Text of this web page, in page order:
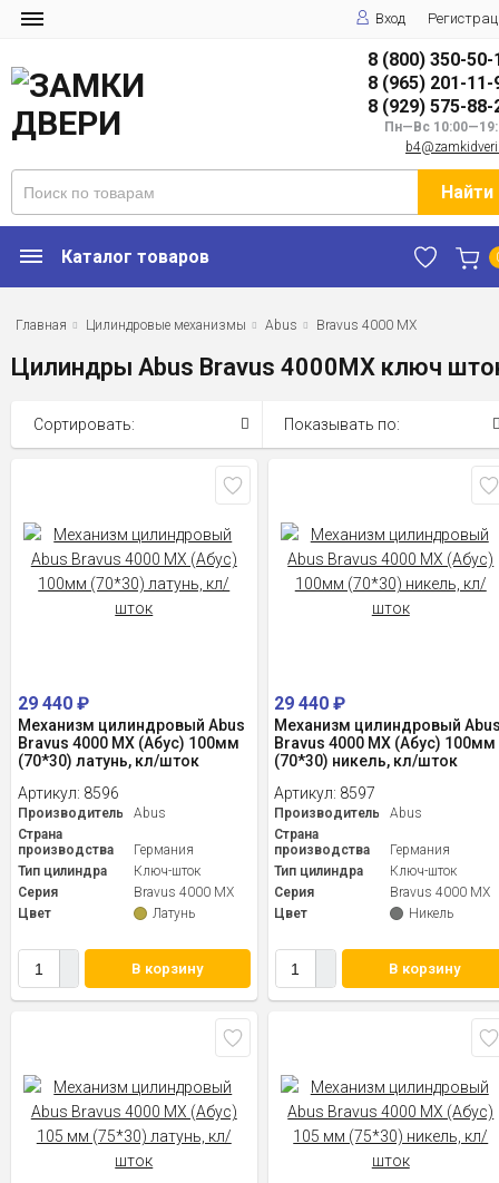
Вход
8 (800) 350-50-
8 (965) 201-11-
8 (929) 575-88-
Пн—Вс
Найти
Каталог товаров
Главная Цилиндровые механизмы Abus Bravus 4000 MX
Цилиндры Abus Bravus 4000MX ключ
Сортировать: Показывать по:
29 440 ₽
Механизм цилиндровый Abus
Bravus 4000 MX (Абус) 100мм
(70*30) латунь, кл/шток
Артикул: 8596
Производитель
Abus
Страна
производства
Германия
Тип цилиндра
Ключ-шток
Серия
Bravus 4000 MX
Цвет
Латунь
В корзину
29 440₽
Механизм цилиндровый
Bravus 4000 MX (Абус) 100мм
(70*30) никель, кл/шток
Артикул: 8597
Производитель
Abus
Страна
производства
Германия
Тип цилиндра
Ключ-шток
Серия
Bravus 4000 MX
Цвет
Никель
В корзину